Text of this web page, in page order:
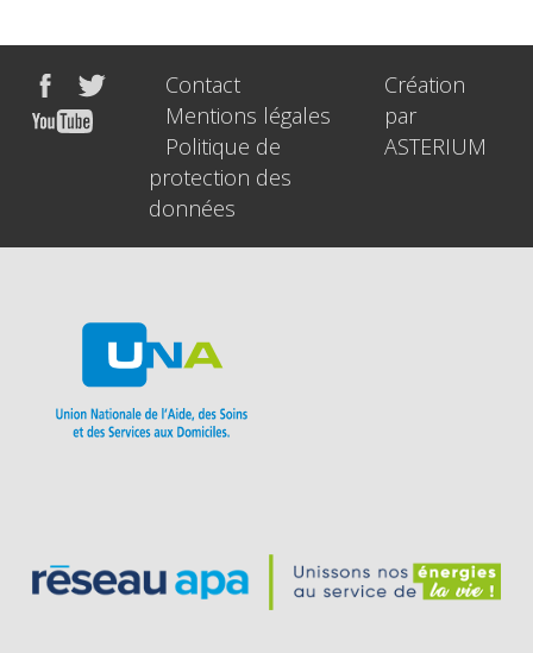
Contact
Mentions légales
Politique de
protection des
données
Création
par
ASTERIUM